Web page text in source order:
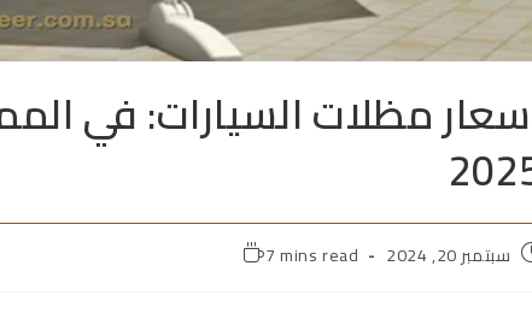
مظلات السيارات: في
سبتمبر 20, 2024 7 mins read